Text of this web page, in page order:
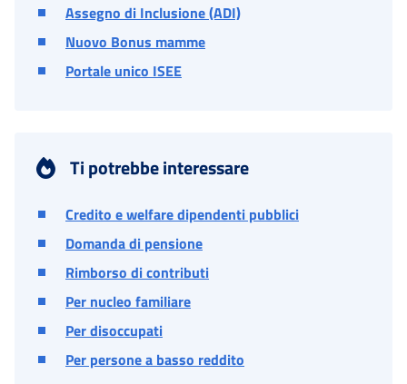
Assegno di Inclusione (ADI)
Nuovo Bonus mamme
Portale unico ISEE
Ti potrebbe interessare
Credito e welfare dipendenti pubblici
Domanda di pensione
Rimborso di contributi
Per nucleo familiare
Per disoccupati
Per persone a basso reddito